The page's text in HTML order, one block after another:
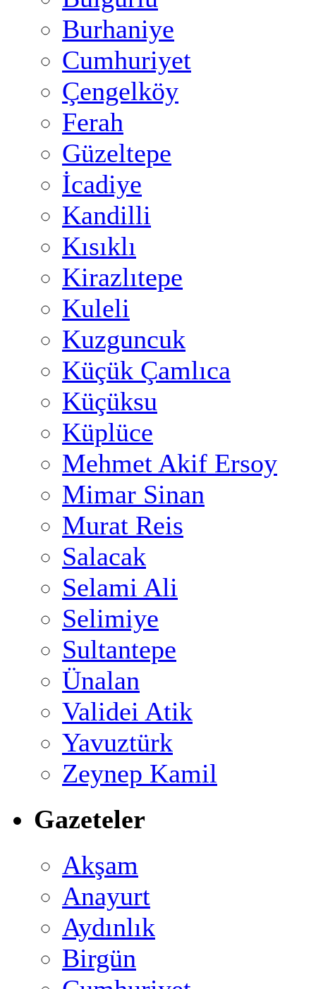
Burhaniye
Cumhuriyet
Çengelköy
Ferah
Güzeltepe
İcadiye
Kandilli
Kısıklı
Kirazlıtepe
Kuleli
Kuzguncuk
Küçük Çamlıca
Küçüksu
Küplüce
Mehmet Akif Ersoy
Mimar Sinan
Murat Reis
Salacak
Selami Ali
Selimiye
Sultantepe
Ünalan
Validei Atik
Yavuztürk
Zeynep Kamil
Gazeteler
Akşam
Anayurt
Aydınlık
Birgün